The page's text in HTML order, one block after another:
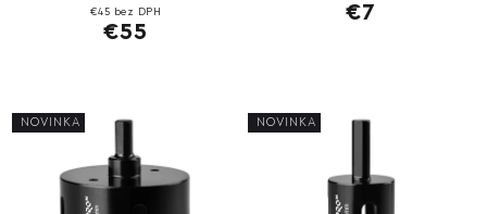
€45 bez DPH
€55
€7
NOVINKA NOVINKA